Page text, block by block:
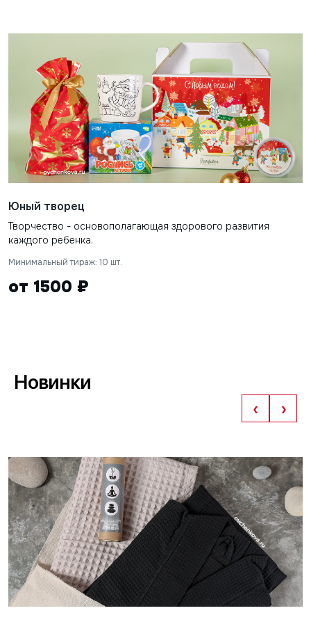
Юный творец
Творчество - основополагающая здорового развития
каждого ребенка.
Минимальный тираж: 10 шт.
от 1500 ₽
Новинки
‹ ›